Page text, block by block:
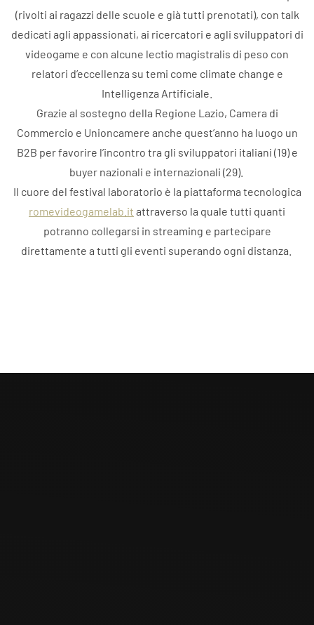
(rivolti ai ragazzi delle scuole e già tutti prenotati), con talk
dedicati agli appassionati, ai ricercatori e agli sviluppatori di
videogame e con alcune lectio magistralis di peso con
relatori d’eccellenza su temi come climate change e
Intelligenza Artificiale.
Grazie al sostegno della Regione Lazio, Camera di
Commercio e Unioncamere anche quest’anno ha luogo un
B2B per favorire l’incontro tra gli sviluppatori italiani (19) e
buyer nazionali e internazionali (29).
Il cuore del festival laboratorio è la piattaforma tecnologica
romevideogamelab.it attraverso la quale tutti quanti
potranno collegarsi in streaming e partecipare
direttamente a tutti gli eventi superando ogni distanza.